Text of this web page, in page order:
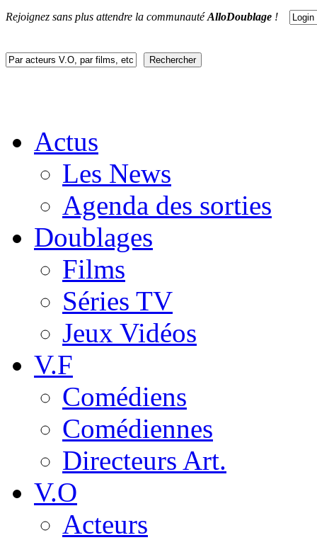
Rejoignez sans plus attendre la communautéAlloDoublage !
Actus
Les News
Agenda des sorties
Doublages
Films
Séries TV
Jeux Vidéos
V.F
Comédiens
Comédiennes
Directeurs Art.
V.O
Acteurs